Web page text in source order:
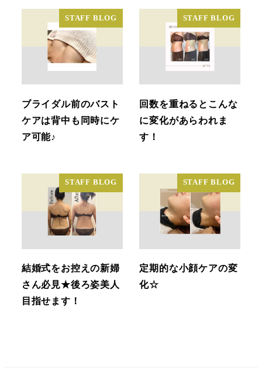
STAFF BLOG
ブライダル前のバスト
ケアは背中も同時にケ
ア可能♪
STAFF BLOG
回数を重ねるとこんな
に変化があらわれま
す！
STAFF BLOG
結婚式をお控えの新婦
さん必見★後ろ姿美人
目指せます！
STAFF BLOG
定期的な小顔ケアの変
化☆